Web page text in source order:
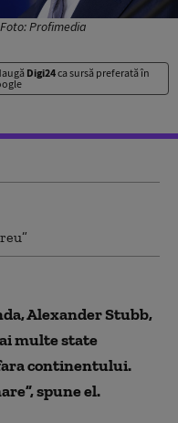
Profimedia
Digi24ca sursă preferată în
Alexander Stubb,
multe state
continentului.
spune el.